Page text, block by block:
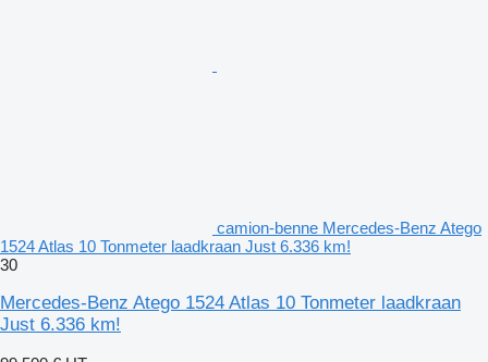
camion-benne Mercedes-Benz Atego
1524 Atlas 10 Tonmeter laadkraan Just 6.336 km!
30
Mercedes-Benz Atego 1524 Atlas 10 Tonmeter laadkraan
Just 6.336 km!